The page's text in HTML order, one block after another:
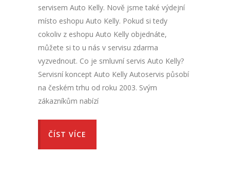
servisem Auto Kelly. Nově jsme také výdejní
místo eshopu Auto Kelly. Pokud si tedy
cokoliv z eshopu Auto Kelly objednáte,
můžete si to u nás v servisu zdarma
vyzvednout. Co je smluvní servis Auto Kelly?
Servisní koncept Auto Kelly Autoservis působí
na českém trhu od roku 2003. Svým
zákazníkům nabízí
ČÍST VÍCE